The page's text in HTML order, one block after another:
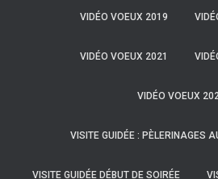
VIDÉO VOEUX 2019
VIDÉO VOEUX 2021
VIDÉO VOEUX
VISITE GUIDÉE : PÈLERINAGES
VISITE GUIDÉE DÉBUT DE SOIRÉE